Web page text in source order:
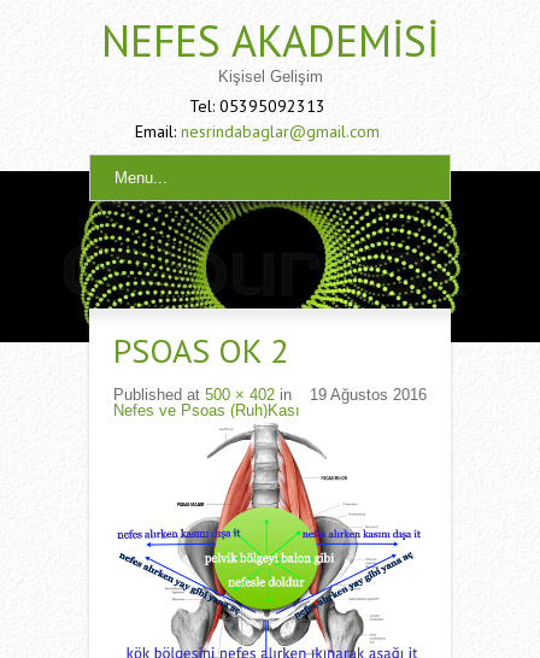
NEFES AKADEMISI
Kişisel Gelişim
Tel: 05395092313
Email: nesrindabaglar@gmail.com
Menu...
PSOAS OK 2
Published 19 Ağustos 2016
at 500 × 402 in
Nefes ve Psoas (Ruh)Kası